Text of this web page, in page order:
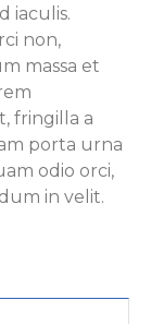
iaculis.
non,
massa et
fringilla a
porta urna
odio orci,
in velit.